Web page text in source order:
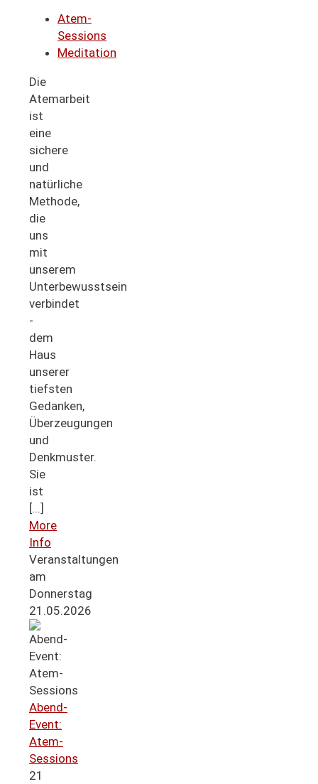
Atem-
Sessions
Meditation
Die
Atemarbeit
ist
eine
sichere
und
natürliche
Methode,
die
uns
mit
unserem
Unterbewusstsein
verbindet
-
dem
Haus
unserer
tiefsten
Gedanken,
Überzeugungen
und
Denkmuster.
Sie
ist
[...]
More
Info
Veranstaltungen
am
Donnerstag
21.05.2026
Abend-
Event:
Atem-
Sessions
21